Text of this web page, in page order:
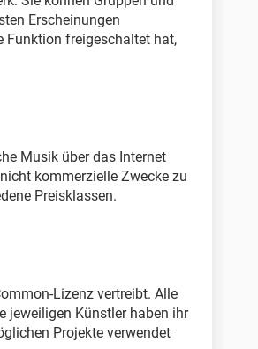
Erscheinungen
Funktion freigeschaltet hat,
Musik über das Internet
kommerzielle Zwecke zu
Preisklassen.
Lizenz vertreibt. Alle
jeweiligen Künstler haben ihr
Projekte verwendet